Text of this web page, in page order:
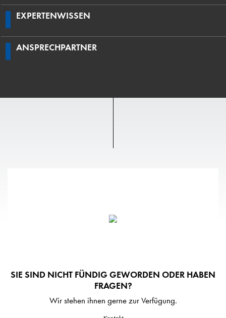
EXPERTENWISSEN
ANSPRECHPARTNER
SIE SIND NICHT FÜNDIG GEWORDEN ODER HABEN
FRAGEN?
Wir stehen ihnen gerne zur Verfügung.